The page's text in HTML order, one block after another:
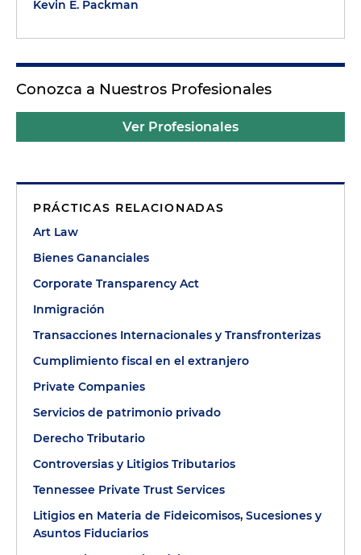
Kevin E. Packman
Conozca a Nuestros Profesionales
Ver Profesionales
PRÁCTICAS RELACIONADAS
Art Law
Bienes Gananciales
Corporate Transparency Act
Inmigración
Transacciones Internacionales y Transfronterizas
Cumplimiento fiscal en el extranjero
Private Companies
Servicios de patrimonio privado
Derecho Tributario
Controversias y Litigios Tributarios
Tennessee Private Trust Services
Litigios en Materia de Fideicomisos, Sucesiones y
Asuntos Fiduciarios